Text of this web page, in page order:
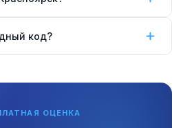
менеджера или по очереди.
код?
Плюс 3 месяца
ОЦЕНКА